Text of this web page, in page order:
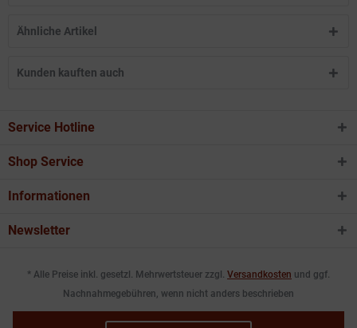
Ähnliche Artikel
Kunden kauften auch
Service Hotline
Shop Service
Informationen
Newsletter
* Alle Preise inkl. gesetzl. Mehrwertsteuer zzgl. Versandkosten und ggf.
Nachnahmegebühren, wenn nicht anders beschrieben